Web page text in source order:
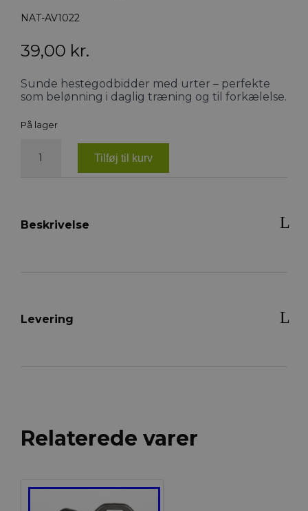
NAT-AV1022
39,00 kr.
Sunde hestegodbidder med urter – perfekte
som belønning i daglig træning og til forkælelse.
På lager
Healthy
Tilføj til kurv
Beskrivelse
Levering
Relaterede varer